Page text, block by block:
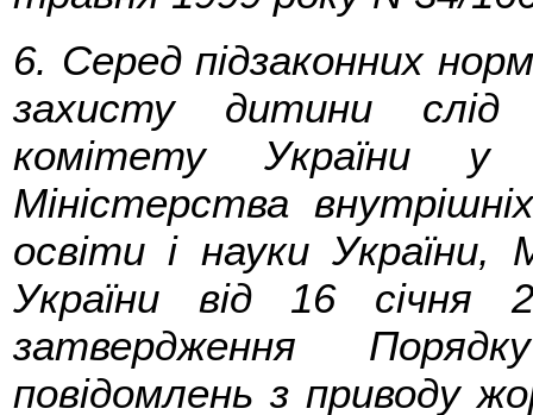
6. Серед підзаконних
захисту дитини слід
комітету України у
Міністерства
освіти і науки України,
України від 16 січня
затвердження
повідомлень з приводу